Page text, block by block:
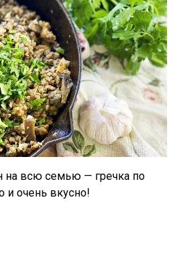
на всю семью — гречка по
и очень вкусно!